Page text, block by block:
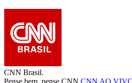
CNN Brasil.